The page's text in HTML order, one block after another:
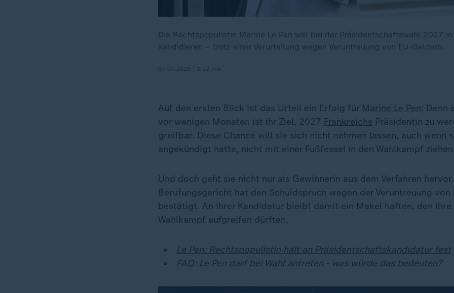
Die Rechtspopulistin Marine Le Pen will bei der Präsidentschaftswahl 2027
kandidieren – trotz einer Verurteilung wegen Veruntreuung von EU-Geldern.
Auf den ersten Blick ist das Urteil ein Erfolg für Marine Le Pen: Denn
vor wenigen Monaten ist ihr Ziel, 2027 Frankreichs Präsidentin zu
greifbar. Diese Chance will sie sich nicht nehmen lassen, auch wenn
angekündigt hatte, nicht mit einer Fußfessel in den Wahlkampf
Und doch geht sie nicht nur als Gewinnerin aus dem Verfahren
Berufungsgericht hat den Schuldspruch wegen der Veruntreuung von
bestätigt. An ihrer Kandidatur bleibt damit ein Makel haften, den ihre
Wahlkampf aufgreifen dürften.
Le Pen: Rechtspopulistin hält an Präsidentschaftskandidatur fest
FAQ: Le Pen darf bei Wahl antreten - was würde das bedeuten?